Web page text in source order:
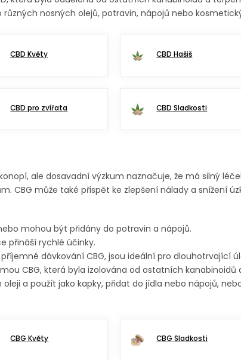
různých nosných olejů, potravin, nápojů nebo
CBD Květy CBD Hašiš
CBD pro zvířata CBD Sladkosti
ale dosavadní výzkum naznačuje, že má silný
CBG může také přispět ke zlepšení nálady a snížení
mohou být přidány do potravin a nápojů.
přináší rychlé účinky.
dávkování CBG, jsou ideální pro dlouhotrvající
CBG, která byla izolována od ostatních
a použít jako kapky, přidat do jídla nebo nápojů,
CBG Květy CBG Sladkosti